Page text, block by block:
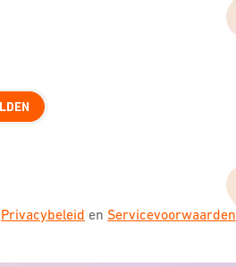
Privacybeleid en Servicevoorwaarden